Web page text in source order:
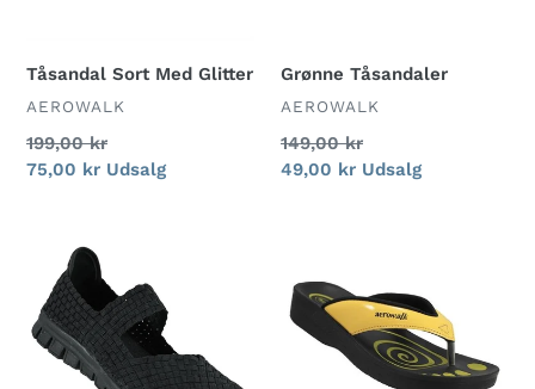
Tåsandal Sort Med Glitter
FORHANDLER
AEROWALK
Normalpris
199,00 kr
Udsalgspris
75,00 kr Udsalg
Grønne Tåsandaler
FORHANDLER
AEROWALK
Normalpris
149,00 kr
Udsalgspris
49,00 kr Udsalg
Model
Sort